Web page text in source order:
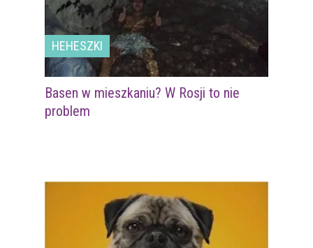
HEHESZKI
Basen w mieszkaniu? W Rosji to nie
problem